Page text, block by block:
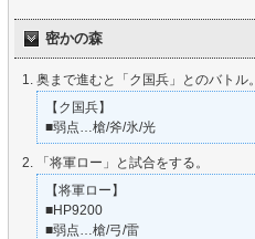
密かの森
奥まで進むと「ク国兵」とのバトル。
【ク国兵】
■弱点…槍/斧/氷/光
「将軍ロー」と試合をする。
【将軍ロー】
■HP9200
■弱点…槍/弓/雷